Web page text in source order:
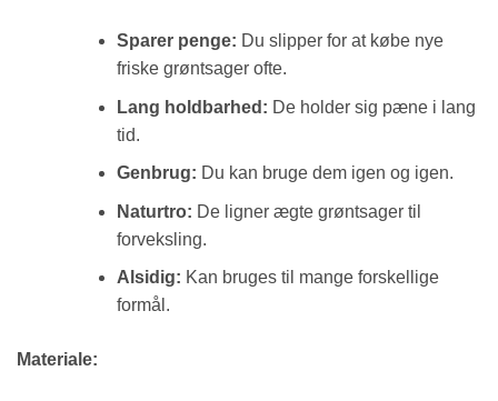
Sparer penge: Du slipper for at købe nye
friske grøntsager ofte.
Lang holdbarhed: De holder sig pæne i lang
tid.
Genbrug: Du kan bruge dem igen og igen.
Naturtro: De ligner ægte grøntsager til
forveksling.
Alsidig: Kan bruges til mange forskellige
formål.
Materiale: